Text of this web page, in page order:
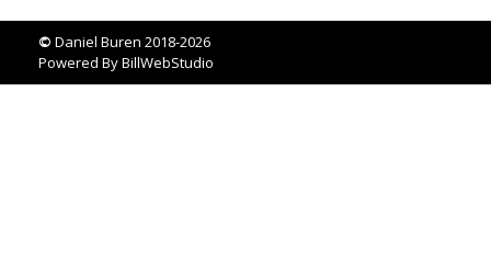
© Daniel Buren 2018-2026
Powered ByBillWebStudio